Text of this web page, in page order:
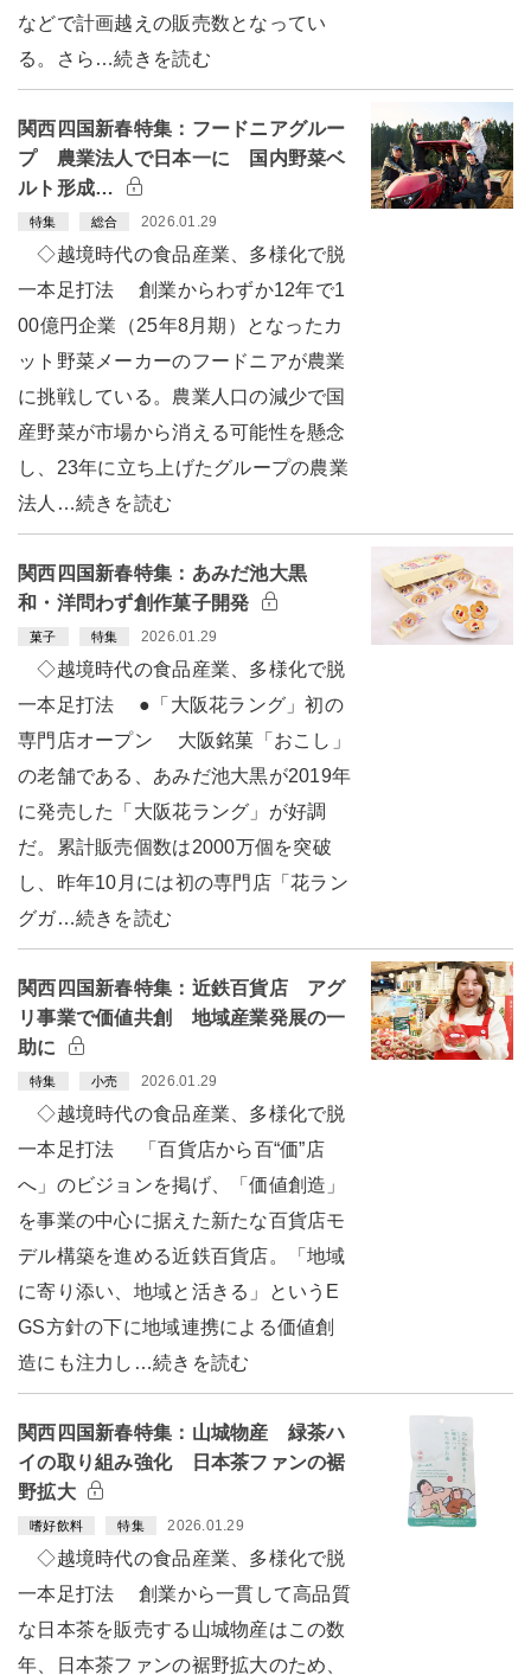
などで計画越えの販売数となってい
る。さら…続きを読む
関西四国新春特集：フードニアグルー
プ 農業法人で日本一に 国内野菜ベ
ルト形成…
特集 総合 2026.01.29
◇越境時代の食品産業、多様化で脱
一本足打法 創業からわずか12年で1
00億円企業（25年8月期）となったカ
ット野菜メーカーのフードニアが農業
に挑戦している。農業人口の減少で国
産野菜が市場から消える可能性を懸念
し、23年に立ち上げたグループの農業
法人…続きを読む
関西四国新春特集：あみだ池大黒
和・洋問わず創作菓子開発
菓子 特集 2026.01.29
◇越境時代の食品産業、多様化で脱
一本足打法 ●「大阪花ラング」初の
専門店オープン 大阪銘菓「おこし」
の老舗である、あみだ池大黒が2019年
に発売した「大阪花ラング」が好調
だ。累計販売個数は2000万個を突破
し、昨年10月には初の専門店「花ラン
グガ…続きを読む
関西四国新春特集：近鉄百貨店 アグ
リ事業で価値共創 地域産業発展の一
助に
特集 小売 2026.01.29
◇越境時代の食品産業、多様化で脱
一本足打法 「百貨店から百“価”店
へ」のビジョンを掲げ、「価値創造」
を事業の中心に据えた新たな百貨店モ
デル構築を進める近鉄百貨店。「地域
に寄り添い、地域と活きる」というE
GS方針の下に地域連携による価値創
造にも注力し…続きを読む
関西四国新春特集：山城物産 緑茶ハ
イの取り組み強化 日本茶ファンの裾
野拡大
嗜好飲料 特集 2026.01.29
◇越境時代の食品産業、多様化で脱
一本足打法 創業から一貫して高品質
な日本茶を販売する山城物産はこの数
年、日本茶ファンの裾野拡大のため、